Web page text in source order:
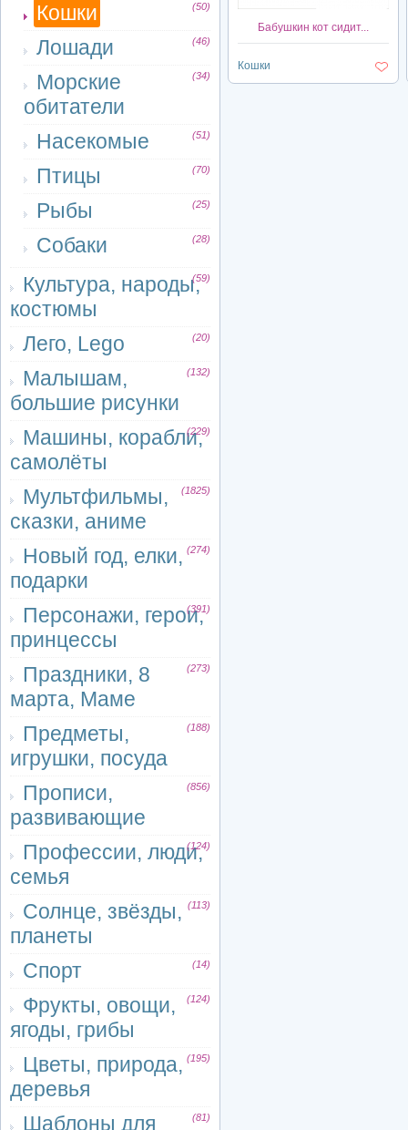
Кошки (50)
Лошади (46)
Морские
обитатели
(34)
Насекомые (51)
Птицы (70)
Рыбы (25)
Собаки (28)
Культура, народы,
костюмы
(59)
Лего, Lego (20)
Малышам,
большие рисунки
(132)
Машины, корабли,
самолёты
(229)
Мультфильмы,
сказки, аниме
(1825)
Новый год, елки,
подарки
(274)
Персонажи, герои,
принцессы
(391)
Праздники, 8
марта, Маме
(273)
Предметы,
игрушки, посуда
(188)
Прописи,
развивающие
(856)
Профессии, люди,
семья
(124)
Солнце, звёзды,
планеты
(113)
Спорт (14)
Фрукты, овощи,
ягоды, грибы
(124)
Цветы, природа,
деревья
(195)
Шаблоны для (81)
Бабушкин кот сидит...
Кошки